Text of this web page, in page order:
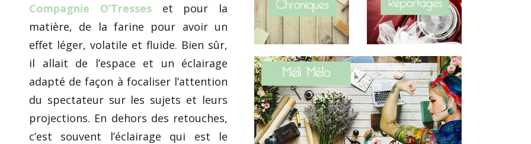
Compagnie O’Tresseset pour la
matière, de la farine pour avoir un
effet léger, volatile et fluide. Bien sûr,
il allait de l’espace et un éclairage
adapté de façon à focaliser l’attention
du spectateur sur les sujets et leurs
projections. En dehors des retouches,
c’est souvent l’éclairage qui est le